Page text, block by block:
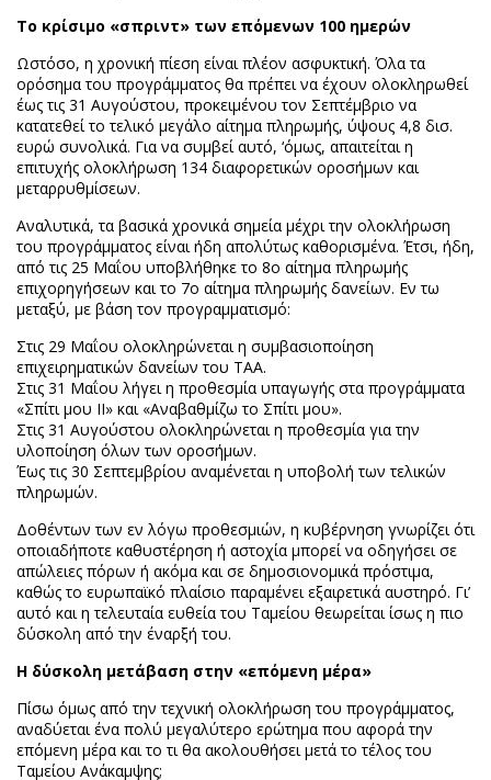
Το κρίσιμο «σπριντ» των επόμενων 100 ημερών
Ωστόσο, η χρονική πίεση είναι πλέον ασφυκτική. Όλα τα
ορόσημα του προγράμματος θα πρέπει να έχουν ολοκληρωθεί
έως τις 31 Αυγούστου, προκειμένου τον Σεπτέμβριο να
κατατεθεί το τελικό μεγάλο αίτημα πληρωμής, ύψους 4,8 δισ.
ευρώ συνολικά. Για να συμβεί αυτό, ‘όμως, απαιτείται η
επιτυχής ολοκλήρωση 134 διαφορετικών οροσήμων και
μεταρρυθμίσεων.
Αναλυτικά, τα βασικά χρονικά σημεία μέχρι την ολοκλήρωση
του προγράμματος είναι ήδη απολύτως καθορισμένα. Έτσι, ήδη,
από τις 25 Μαΐου υποβλήθηκε το 8ο αίτημα πληρωμής
επιχορηγήσεων και το 7ο αίτημα πληρωμής δανείων. Εν τω
μεταξύ, με βάση τον προγραμματισμό:
Στις 29 Μαΐου ολοκληρώνεται η συμβασιοποίηση
επιχειρηματικών δανείων του ΤΑΑ.
Στις 31 Μαΐου λήγει η προθεσμία υπαγωγής στα προγράμματα
«Σπίτι μου ΙΙ» και «Αναβαθμίζω το Σπίτι μου».
Στις 31 Αυγούστου ολοκληρώνεται η προθεσμία για την
υλοποίηση όλων των οροσήμων.
Έως τις 30 Σεπτεμβρίου αναμένεται η υποβολή των τελικών
πληρωμών.
Δοθέντων των εν λόγω προθεσμιών, η κυβέρνηση γνωρίζει ότι
οποιαδήποτε καθυστέρηση ή αστοχία μπορεί να οδηγήσει σε
απώλειες πόρων ή ακόμα και σε δημοσιονομικά πρόστιμα,
καθώς το ευρωπαϊκό πλαίσιο παραμένει εξαιρετικά αυστηρό. Γι’
αυτό και η τελευταία ευθεία του Ταμείου θεωρείται ίσως η πιο
δύσκολη από την έναρξή του.
Η δύσκολη μετάβαση στην «επόμενη μέρα»
Πίσω όμως από την τεχνική ολοκλήρωση του προγράμματος,
αναδύεται ένα πολύ μεγαλύτερο ερώτημα που αφορά την
επόμενη μέρα και το τι θα ακολουθήσει μετά το τέλος του
Ταμείου Ανάκαμψης;